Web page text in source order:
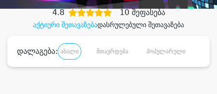
აქტიური შეთავაზებადასრულებული შეთავაზება
4.8 10 შეფასება
დალაგება: ახალი მთავრდება პოპულარული